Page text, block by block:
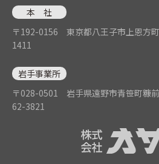
本 社
〒192-0156 東京都八王子市上恩方
1411
岩手事業所
〒028-0501 岩手県遠野市青笹町糠
62-3821